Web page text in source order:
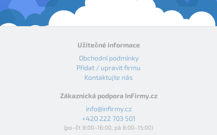
Užitečné informace
Obchodní podmínky
Přidat / upravit firmu
Kontaktujte nás
Zákaznická podpora InFirmy.cz
info@infirmy.cz
+420 222 703 501
(po–čt 8:00–16:00, pá 8:00–15:00)